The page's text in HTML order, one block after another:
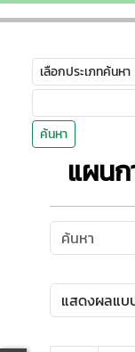
ค้นหา
แผน